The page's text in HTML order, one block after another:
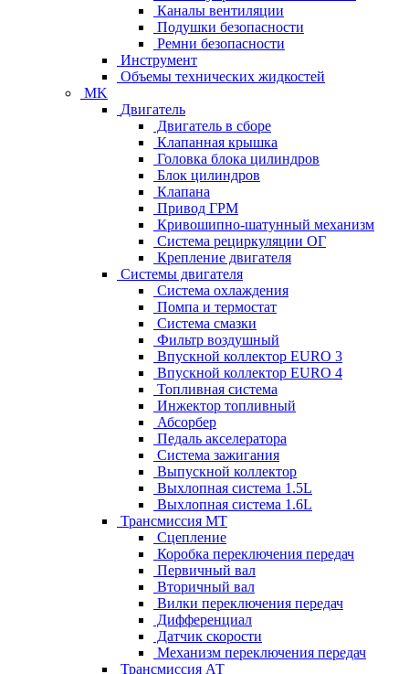
Каналы вентиляции
Подушки безопасности
Ремни безопасности
Инструмент
Объемы технических жидкостей
MK
Двигатель
Двигатель в сборе
Клапанная крышка
Головка блока цилиндров
Блок цилиндров
Клапана
Привод ГРМ
Кривошипно-шатунный механизм
Система рециркуляции ОГ
Крепление двигателя
Системы двигателя
Система охлаждения
Помпа и термостат
Система смазки
Фильтр воздушный
Впускной коллектор EURO 3
Впускной коллектор EURO 4
Топливная система
Инжектор топливный
Абсорбер
Педаль акселератора
Система зажигания
Выпускной коллектор
Выхлопная система 1.5L
Выхлопная система 1.6L
Трансмиссия МТ
Сцепление
Коробка переключения передач
Первичный вал
Вторичный вал
Вилки переключения передач
Дифференциал
Датчик скорости
Механизм переключения передач
Трансмиссия АТ